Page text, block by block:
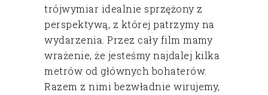
trójwymiar idealnie sprzężony z
perspektywą, z której patrzymy na
wydarzenia. Przez cały film mamy
wrażenie, że jesteśmy najdalej kilka
metrów od głównych bohaterów.
Razem z nimi bezwładnie wirujemy,